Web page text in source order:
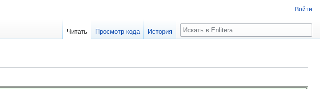
Войти
Читать Просмотр кода История
Поиск